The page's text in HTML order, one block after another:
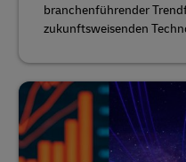
branchenführender
zukunftsweisenden